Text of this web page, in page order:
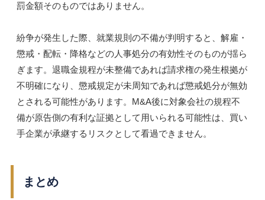
罰金額そのものではありません。
紛争が発生した際、就業規則の不備が判明すると、解雇・
懲戒・配転・降格などの人事処分の有効性そのものが揺ら
ぎます。退職金規程が未整備であれば請求権の発生根拠が
不明確になり、懲戒規定が未周知であれば懲戒処分が無効
とされる可能性があります。M&A後に対象会社の規程不
備が原告側の有利な証拠として用いられる可能性は、買い
手企業が承継するリスクとして看過できません。
まとめ